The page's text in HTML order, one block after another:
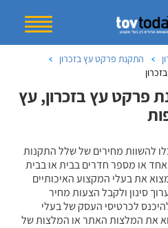
התקנת פרקט עץ בזכרון
פרקט עץ בזכרון, עץ
להשוות מחירים של שלל התקנות
או מספר חדרים בבית או בבית
את בעלי המקצוע האיכותיים
סינון ולקבל הצעות מחיר
לכרטיסי העסק של בעלי
את המלצות האתר או המלצות של